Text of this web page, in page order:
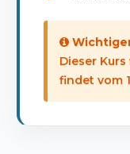
Dieser
findet vom